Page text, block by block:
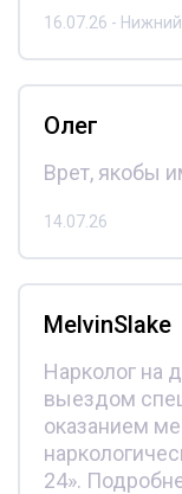
16.07.26 -
Олег
Врет, якобы
14.07.26
MelvinSlake
Нарколог на
выездом
оказанием
24».